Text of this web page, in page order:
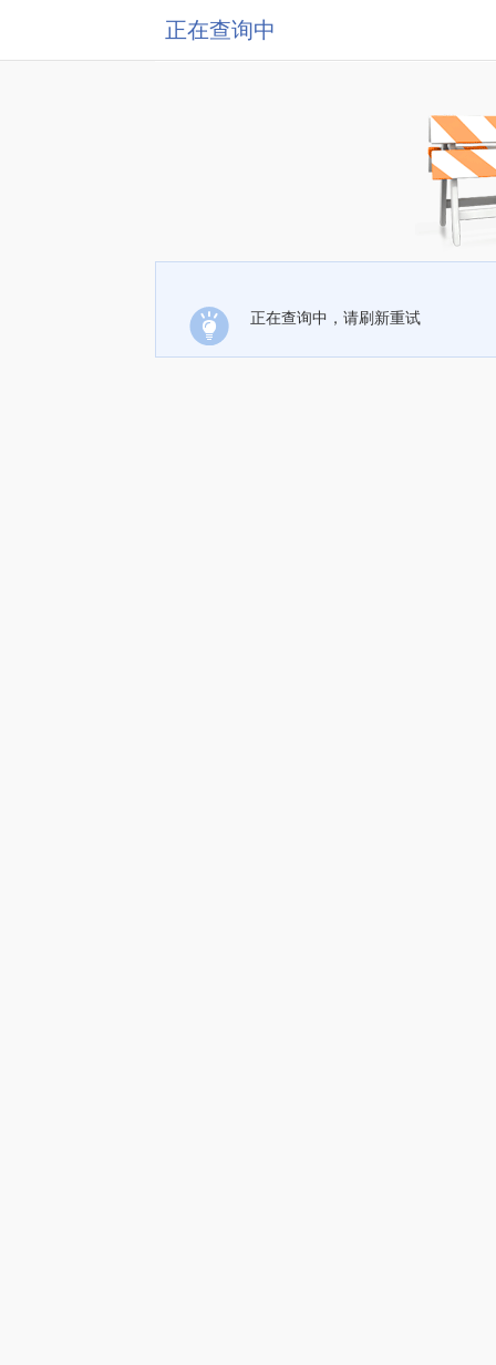
正在查询中
正在查询中，请刷新重试